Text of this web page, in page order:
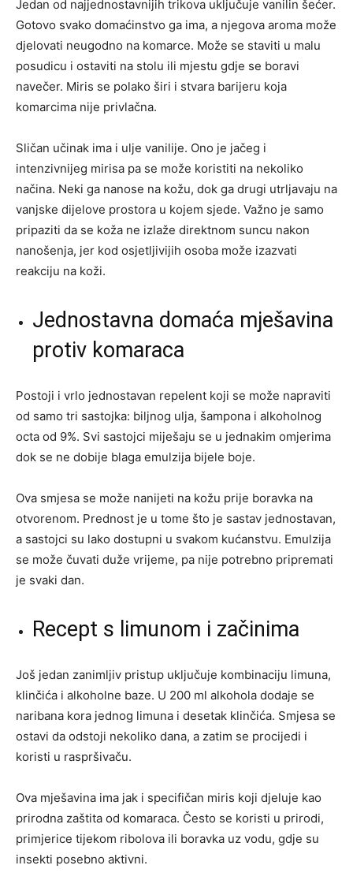
Jedan od najjednostavnijih trikova uključuje vanilin šećer.
Gotovo svako domaćinstvo ga ima, a njegova aroma može
djelovati neugodno na komarce. Može se staviti u malu
posudicu i ostaviti na stolu ili mjestu gdje se boravi
navečer. Miris se polako širi i stvara barijeru koja
komarcima nije privlačna.
Sličan učinak ima i ulje vanilije. Ono je jačeg i
intenzivnijeg mirisa pa se može koristiti na nekoliko
načina. Neki ga nanose na kožu, dok ga drugi utrljavaju na
vanjske dijelove prostora u kojem sjede. Važno je samo
pripaziti da se koža ne izlaže direktnom suncu nakon
nanošenja, jer kod osjetljivijih osoba može izazvati
reakciju na koži.
Jednostavna domaća mješavina
protiv komaraca
Postoji i vrlo jednostavan repelent koji se može napraviti
od samo tri sastojka: biljnog ulja, šampona i alkoholnog
octa od 9%. Svi sastojci miješaju se u jednakim omjerima
dok se ne dobije blaga emulzija bijele boje.
Ova smjesa se može nanijeti na kožu prije boravka na
otvorenom. Prednost je u tome što je sastav jednostavan,
a sastojci su lako dostupni u svakom kućanstvu. Emulzija
se može čuvati duže vrijeme, pa nije potrebno pripremati
je svaki dan.
Recept s limunom i začinima
Još jedan zanimljiv pristup uključuje kombinaciju limuna,
klinčića i alkoholne baze. U 200 ml alkohola dodaje se
naribana kora jednog limuna i desetak klinčića. Smjesa se
ostavi da odstoji nekoliko dana, a zatim se procijedi i
koristi u raspršivaču.
Ova mješavina ima jak i specifičan miris koji djeluje kao
prirodna zaštita od komaraca. Često se koristi u prirodi,
primjerice tijekom ribolova ili boravka uz vodu, gdje su
insekti posebno aktivni.